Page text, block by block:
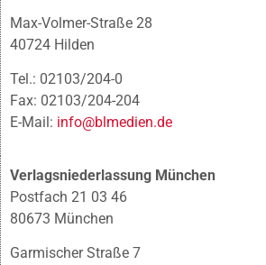
Max-Volmer-Straße 28
40724 Hilden
Tel.: 02103/204-0
Fax: 02103/204-204
E-Mail: info@blmedien.de
Verlagsniederlassung München
Postfach 21 03 46
80673 München
Garmischer Straße 7